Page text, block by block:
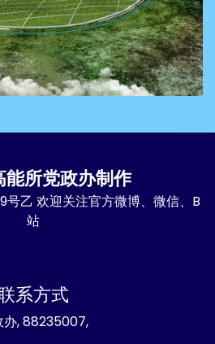
能所党政办制作
号乙 欢迎关注官方微博、微信、B
站
系方式
办, 88235007,